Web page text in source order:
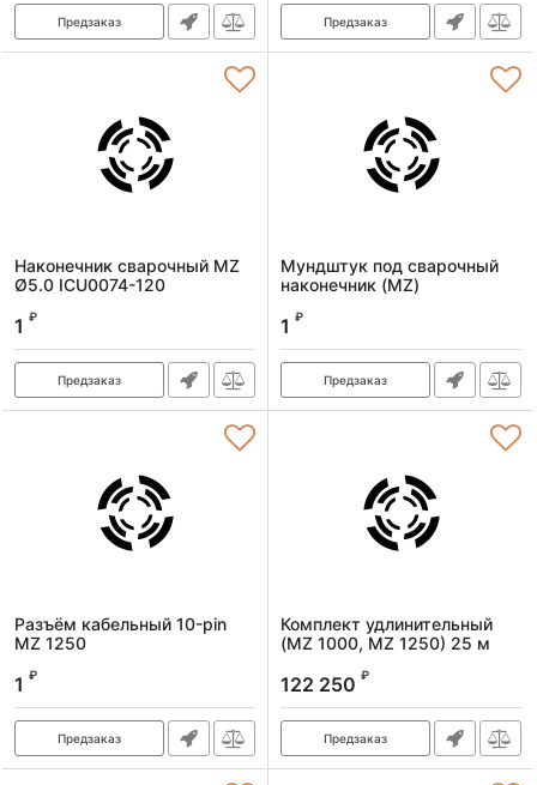
Предзаказ Предзаказ
Наконечник сварочный MZ
Ø5.0 ICU0074-120
Артикул:
1 ₽
Предзаказ
Мундштук под сварочный
наконечник (MZ)
Артикул:
1 ₽
Предзаказ
Разъём кабельный 10-pin
MZ 1250
Артикул:
1 ₽
Предзаказ
Комплект удлинительный
(MZ 1000, MZ 1250) 25 м
98291
122 250 ₽
Предзаказ